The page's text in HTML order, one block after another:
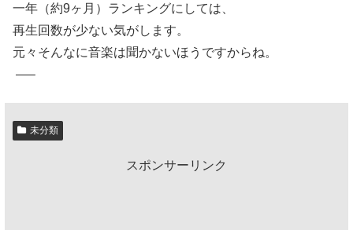
一年（約9ヶ月）ランキングにしては、
再生回数が少ない気がします。
元々そんなに音楽は聞かないほうですからね。
—–
未分類
スポンサーリンク